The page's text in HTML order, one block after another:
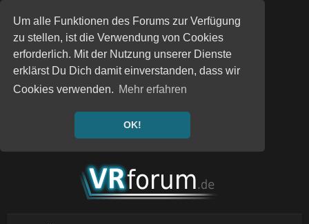
Um alle Funktionen des Forums zur Verfügung
zu stellen, ist die Verwendung von Cookies
erforderlich. Mit der Nutzung unserer Dienste
erklärst Du Dich damit einverstanden, dass wir
Cookies verwenden. Mehr erfahren
OK!